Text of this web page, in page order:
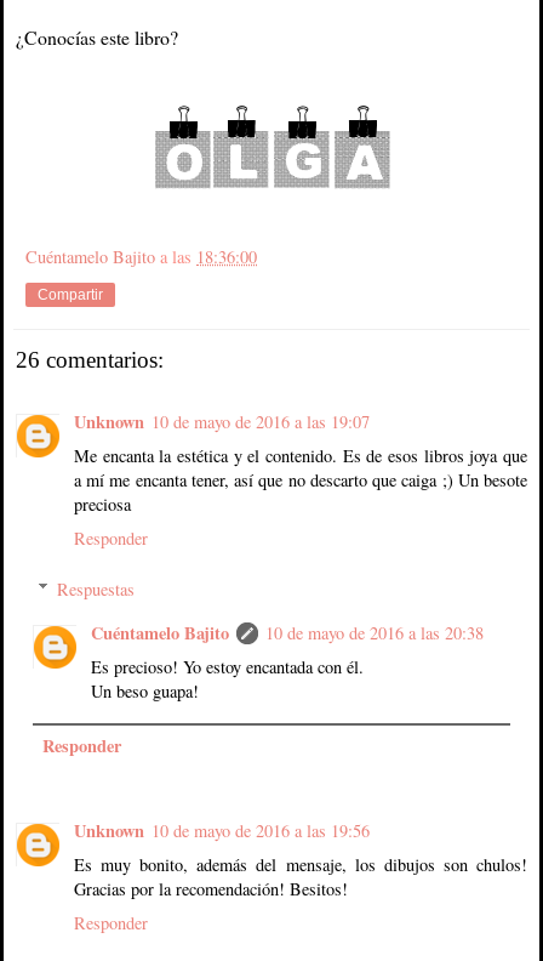
¿Conocías este libro?
Cuéntamelo Bajito a las 18:36:00
Compartir
26 comentarios:
Unknown 10 de mayo de 2016 a las 19:07
Me encanta la estética y el contenido. Es de esos libros joya que
a mí me encanta tener, así que no descarto que caiga ;) Un besote
preciosa
Responder
Respuestas
Cuéntamelo Bajito
10 de mayo de 2016 a las 20:38
Es precioso! Yo estoy encantada con él.
Un beso guapa!
Responder
Unknown 10 de mayo de 2016 a las 19:56
Es muy bonito, además del mensaje, los dibujos son chulos!
Gracias por la recomendación! Besitos!
Responder